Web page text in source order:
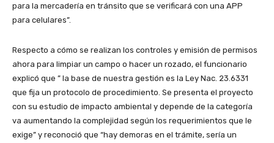
para la mercadería en tránsito que se verificará con una APP
para celulares”.
Respecto a cómo se realizan los controles y emisión de permisos
ahora para limpiar un campo o hacer un rozado, el funcionario
explicó que ” la base de nuestra gestión es la Ley Nac. 23.6331
que fija un protocolo de procedimiento. Se presenta el proyecto
con su estudio de impacto ambiental y depende de la categoría
va aumentando la complejidad según los requerimientos que le
exige” y reconoció que “hay demoras en el trámite, sería un